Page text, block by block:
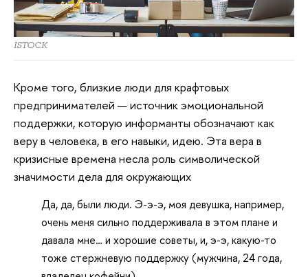
ISTOCK
Кроме того, близкие люди для крафтовых
предпринимателей — источник эмоциональной
поддержки, которую информанты обозначают как
веру в человека, в его навыки, идею. Эта вера в
кризисные времена несла роль символической
значимости дела для окружающих
Да, да, были люди. Э-э-э, моя девушка, например,
очень меня сильно поддерживала в этом плане и
давала мне… и хорошие советы, и, э-э, какую-то
тоже стержневую поддержку (мужчина, 24 года,